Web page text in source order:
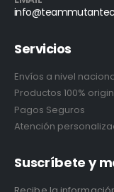
Servicios
Envíos a nivel
Productos 100%
Pagos Seguros
Atención
Suscríbete y